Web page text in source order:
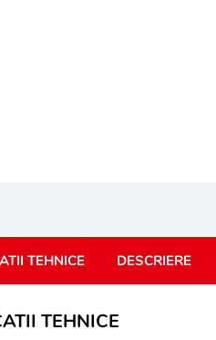
TEHNICE DESCRIERE
TEHNICE